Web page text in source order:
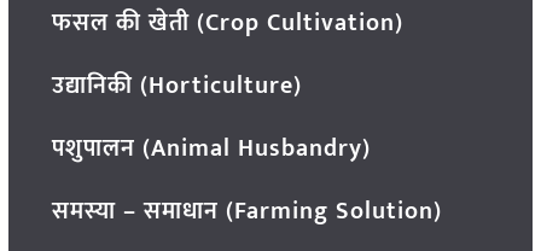
फसल की खेती (Crop Cultivation)
उद्यानिकी (Horticulture)
पशुपालन (Animal Husbandry)
समस्या – समाधान (Farming Solution)